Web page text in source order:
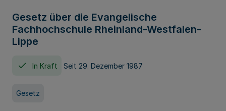
Gesetz über die Evangelische
Fachhochschule Rheinland-Westfalen-
Lippe
In Kraft Seit 29. Dezember 1987
Gesetz